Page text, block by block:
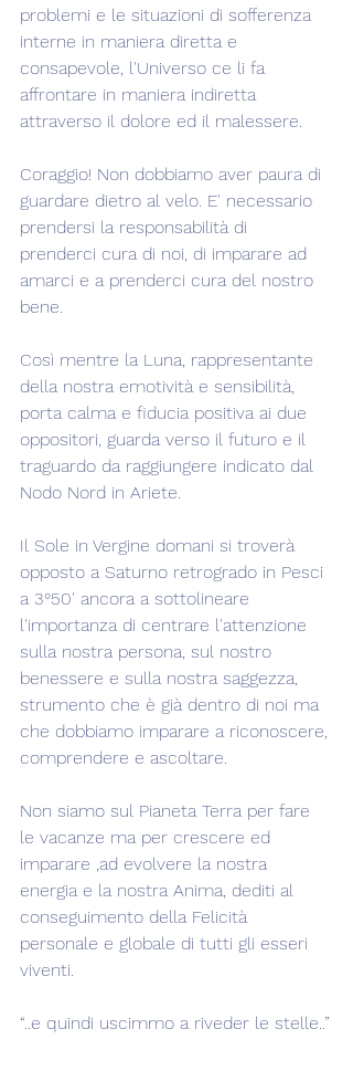
problemi e le situazioni di sofferenza
interne in maniera diretta e
consapevole, l'Universo ce li fa
affrontare in maniera indiretta
attraverso il dolore ed il malessere.
Coraggio! Non dobbiamo aver paura di
guardare dietro al velo. E' necessario
prendersi la responsabilità di
prenderci cura di noi, di imparare ad
amarci e a prenderci cura del nostro
bene.
Così mentre la Luna, rappresentante
della nostra emotività e sensibilità,
porta calma e fiducia positiva ai due
oppositori, guarda verso il futuro e il
traguardo da raggiungere indicato dal
Nodo Nord in Ariete.
Il Sole in Vergine domani si troverà
opposto a Saturno retrogrado in Pesci
a 3°50' ancora a sottolineare
l'importanza di centrare l'attenzione
sulla nostra persona, sul nostro
benessere e sulla nostra saggezza,
strumento che è già dentro di noi ma
che dobbiamo imparare a riconoscere,
comprendere e ascoltare.
Non siamo sul Pianeta Terra per fare
le vacanze ma per crescere ed
imparare ,ad evolvere la nostra
energia e la nostra Anima, dediti al
conseguimento della Felicità
personale e globale di tutti gli esseri
viventi.
“..e quindi uscimmo a riveder le stelle..”